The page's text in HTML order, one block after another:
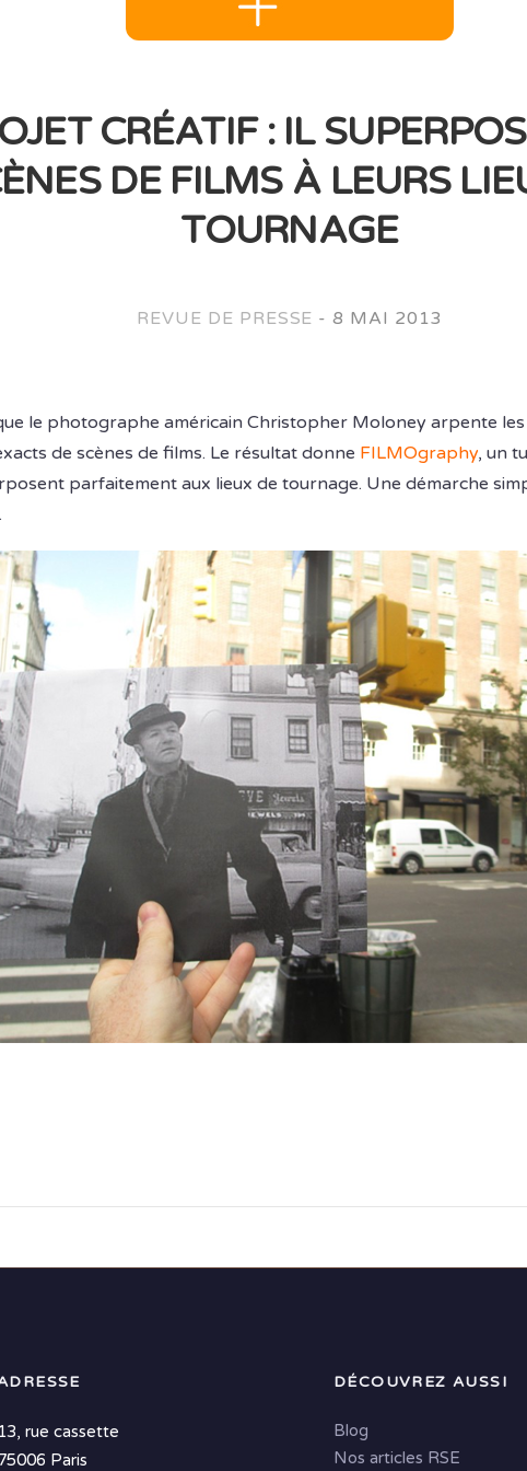
CRÉATIF : IL
DE FILMS À LEURS
TOURNAGE
REVUE DE PRESSE -8 MAI 2013
le photographe américain Christopher Moloney arpente
de scènes de films. Le résultat donne FILMOgraphy, un
parfaitement aux lieux de tournage. Une démarche
13, rue cassette
Paris
DÉCOUVREZ AUSSI
Blog
Nos articles RSE